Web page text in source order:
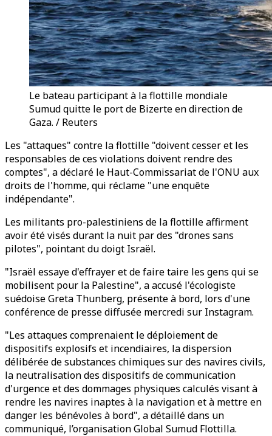
Le bateau participant à la flottille mondiale
Sumud quitte le port de Bizerte en direction de
Gaza. / Reuters
Les "attaques" contre la flottille "doivent cesser et les
responsables de ces violations doivent rendre des
comptes", a déclaré le Haut-Commissariat de l'ONU aux
droits de l'homme, qui réclame "une enquête
indépendante".
Les militants pro-palestiniens de la flottille affirment
avoir été visés durant la nuit par des "drones sans
pilotes", pointant du doigt Israël.
"Israël essaye d'effrayer et de faire taire les gens qui se
mobilisent pour la Palestine", a accusé l'écologiste
suédoise Greta Thunberg, présente à bord, lors d'une
conférence de presse diffusée mercredi sur Instagram.
"Les attaques comprenaient le déploiement de
dispositifs explosifs et incendiaires, la dispersion
délibérée de substances chimiques sur des navires civils,
la neutralisation des dispositifs de communication
d'urgence et des dommages physiques calculés visant à
rendre les navires inaptes à la navigation et à mettre en
danger les bénévoles à bord", a détaillé dans un
communiqué, l’organisation Global Sumud Flottilla.